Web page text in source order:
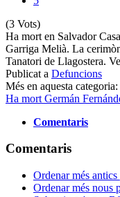
(3 Vots)
Ha mort en Salvador
Garriga Melià. La
Tanatori de Llagostera.
Publicat a Defuncions
Més en aquesta categoria:
Ha mort Germán
Comentaris
Comentaris
Ordenar més
Ordenar més nous